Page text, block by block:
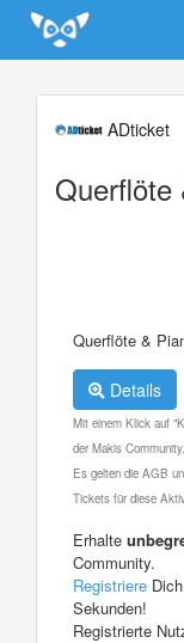
Update cookies preferences
ADticket
Querflöte
Querflöte &
Details
Mit einem Klick auf
der Makis Community.
Es gelten die AGB
Tickets für diese
Erhalte
Community.
Registriere
Sekunden!
Registrierte